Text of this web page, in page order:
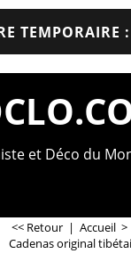
TEMPORAIRE :
et Déco du
<< Retour | Accueil >
Cadenas original